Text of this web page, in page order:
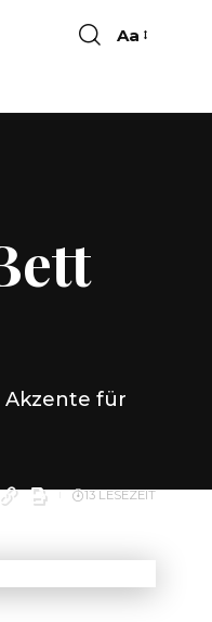
Font
Aa
Akzente für
13 LESEZEIT